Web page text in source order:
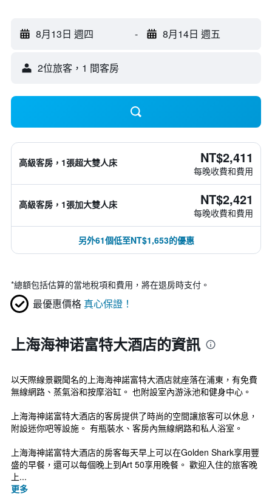
8月13日 週四 - 8月14日 週五
2位旅客，1 間客房
高級客房，1張超大雙人床 NT$2,411
每晚收費和費用
高級客房，1張加大雙人床 NT$2,421
每晚收費和費用
另外61個低至NT$1,653的優惠
*總額包括估算的當地稅項和費用，將在退房時支付。
最優惠價格 真心保證！
上海海神诺富特大酒店的資訊
以天際線景觀聞名的上海海神諾富特大酒店就座落在浦東，有免費
無線網路、蒸氣浴和按摩浴缸。 也附設室內游泳池和健身中心。
上海海神諾富特大酒店的客房提供了時尚的空間讓旅客可以休息，
附設迷你吧等設施。 有瓶裝水、客房內無線網路和私人浴室。
上海海神諾富特大酒店的房客每天早上可以在Golden Shark享用豐
盛的早餐，還可以每個晚上到Art 50享用晚餐。 歡迎入住的旅客晚
上...
更多